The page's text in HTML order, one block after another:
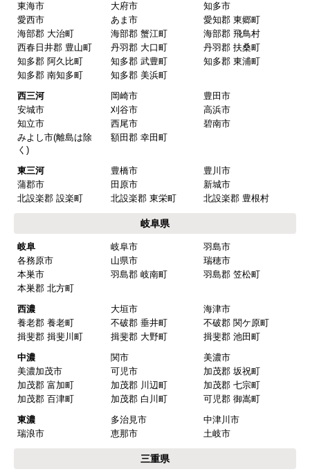
東海市
大府市
知多市
愛西市
あま市
愛知郡 東郷町
海部郡 大治町
海部郡 蟹江町
海部郡 飛鳥村
西春日井郡 豊山町
丹羽郡 大口町
丹羽郡 扶桑町
知多郡 阿久比町
知多郡 武豊町
知多郡 東浦町
知多郡 南知多町
知多郡 美浜町
西三河
岡崎市
豊田市
安城市
刈谷市
高浜市
知立市
西尾市
碧南市
みよし市(離島は除
く)
額田郡 幸田町
東三河 豊橋市
豊川市
蒲郡市
田原市
新城市
北設楽郡 設楽町
北設楽郡 東栄町 北設楽郡 豊根村
岐阜県
岐阜 岐阜市
羽島市
各務原市
山県市
瑞穂市
本巣市
羽島郡 岐南町
羽島郡 笠松町
本巣郡 北方町
西濃
大垣市
海津市
養老郡 養老町
不破郡 垂井町
不破郡 関ケ原町
揖斐郡 揖斐川町
揖斐郡 大野町
揖斐郡 池田町
中濃
関市
美濃市
美濃加茂市
可児市
加茂郡 坂祝町
加茂郡 富加町
加茂郡 川辺町
加茂郡 七宗町
加茂郡 百津町
加茂郡 白川町
可児郡 御嵩町
東濃
多治見市
中津川市
瑞浪市
恵那市 土岐市
三重県